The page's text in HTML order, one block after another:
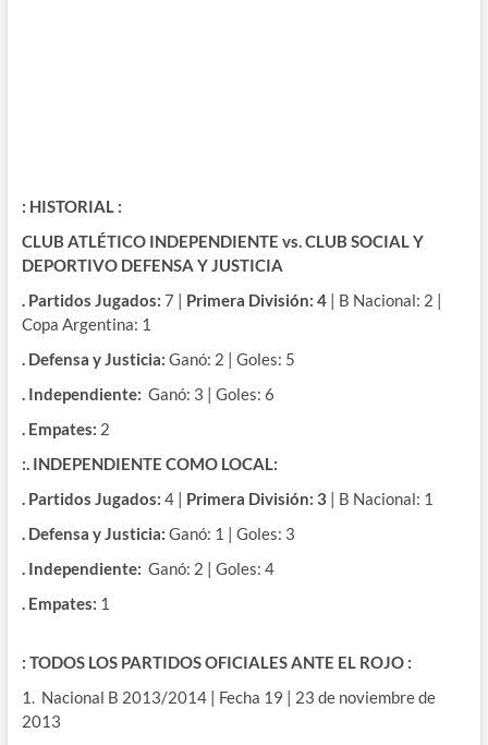
: HISTORIAL :
CLUB ATLÉTICO INDEPENDIENTE vs.CLUB SOCIAL Y
DEPORTIVO DEFENSA Y JUSTICIA
. Partidos Jugados: 7 | Primera División: 4| B Nacional: 2 |
Copa Argentina: 1
. Defensa y Justicia: Ganó: 2 | Goles: 5
. Independiente: Ganó: 3 | Goles: 6
. Empates: 2
:. INDEPENDIENTE COMO LOCAL:
. Partidos Jugados: 4 | Primera División: 3 | B Nacional: 1
. Defensa y Justicia: Ganó: 1 | Goles: 3
. Independiente: Ganó: 2 | Goles: 4
. Empates: 1
: TODOS LOS PARTIDOS OFICIALES ANTE EL ROJO :
1. Nacional B 2013/2014 | Fecha 19 | 23 de noviembre de
2013